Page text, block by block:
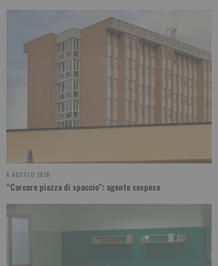
8 AGOSTO 2026
“Carcere piazza di spaccio”: agente sospeso